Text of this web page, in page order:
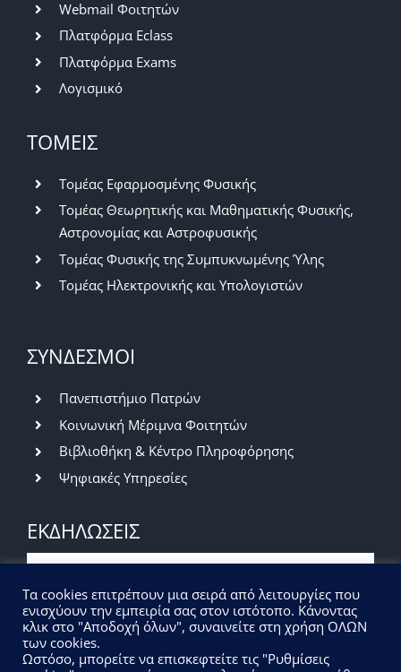
Webmail Φοιτητών
Πλατφόρμα Eclass
Πλατφόρμα Exams
Λογισμικό
ΤΟΜΕΙΣ
Τομέας Εφαρμοσμένης Φυσικής
Τομέας Θεωρητικής και Μαθηματικής Φυσικής,
Αστρονομίας και Αστροφυσικής
Τομέας Φυσικής της Συμπυκνωμένης Ύλης
Τομέας Ηλεκτρονικής και Υπολογιστών
ΣΥΝΔΕΣΜΟΙ
Πανεπιστήμιο Πατρών
Κοινωνική Μέριμνα Φοιτητών
Βιβλιοθήκη & Κέντρο Πληροφόρησης
Ψηφιακές Υπηρεσίες
ΕΚΔΗΛΩΣΕΙΣ
Βραδιά του Ερευνητή 2026 | Πρόσκληση
εκδήλωσης ενδιαφέροντος
01/07/2026 | Εκδηλώσεις
Τα cookies επιτρέπουν μια σειρά από λειτουργίες που
ενισχύουν την εμπειρία σας στον ιστότοπο. Κάνοντας
κλικ στο "Αποδοχή όλων", συναινείτε στη χρήση ΟΛΩΝ
των cookies.
Ωστόσο, μπορείτε να επισκεφτείτε τις "Ρυθμίσεις